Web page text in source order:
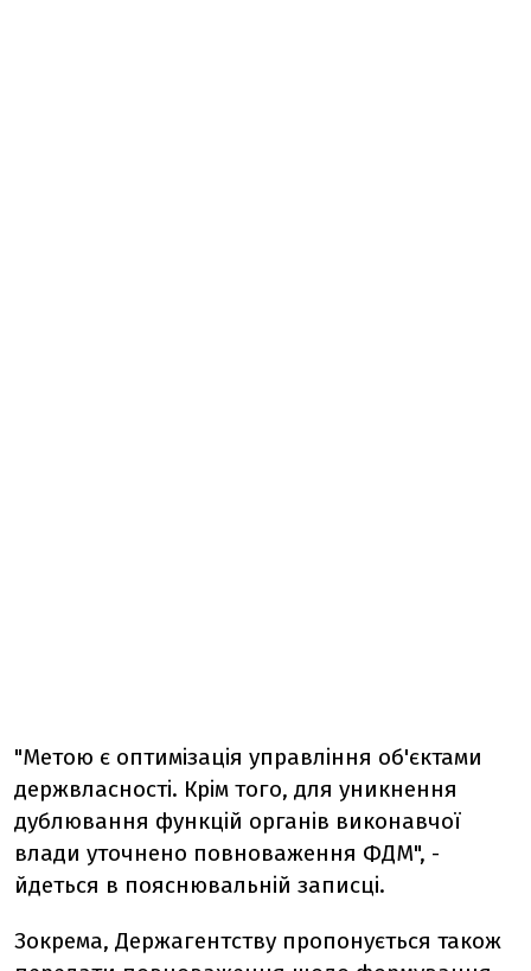
"Метою є оптимiзацiя управлiння об'єктами
держвласностi. Крiм того, для уникнення
дублювання функцiй органiв виконавчої
влади уточнено повноваження ФДМ", -
йдеться в пояснювальнiй записцi.
Зокрема, Держагентству пропонується також